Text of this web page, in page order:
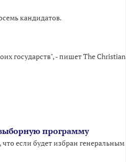
кандидатов.
государств", - пишет The Christian
программу
если будет избран генеральным